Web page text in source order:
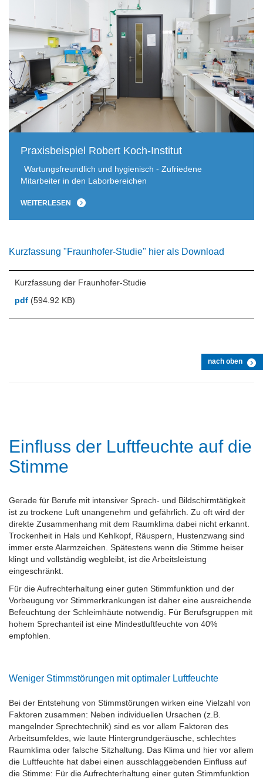
Praxisbeispiel Robert Koch-Institut
Wartungsfreundlich und hygienisch - Zufriedene
Mitarbeiter in den Laborbereichen
WEITERLESEN
Kurzfassung "Fraunhofer-Studie" hier als Download
Kurzfassung der Fraunhofer-Studie
pdf (594.92 KB)
nach oben
Einfluss der Luftfeuchte auf die
Stimme
Gerade für Berufe mit intensiver Sprech- und Bildschirmtätigkeit
ist zu trockene Luft unangenehm und gefährlich. Zu oft wird der
direkte Zusammenhang mit dem Raumklima dabei nicht erkannt.
Trockenheit in Hals und Kehlkopf, Räuspern, Hustenzwang sind
immer erste Alarmzeichen. Spätestens wenn die Stimme heiser
klingt und vollständig wegbleibt, ist die Arbeitsleistung
eingeschränkt.
Für die Aufrechterhaltung einer guten Stimmfunktion und der
Vorbeugung vor Stimmerkrankungen ist daher eine ausreichende
Befeuchtung der Schleimhäute notwendig. Für Berufsgruppen mit
hohem Sprechanteil ist eine Mindestluftfeuchte von 40%
empfohlen.
Weniger Stimmstörungen mit optimaler Luftfeuchte
Bei der Entstehung von Stimmstörungen wirken eine Vielzahl von
Faktoren zusammen: Neben individuellen Ursachen (z.B.
mangelnder Sprechtechnik) sind es vor allem Faktoren des
Arbeitsumfeldes, wie laute Hintergrundgeräusche, schlechtes
Raumklima oder falsche Sitzhaltung. Das Klima und hier vor allem
die Luftfeuchte hat dabei einen ausschlaggebenden Einfluss auf
die Stimme: Für die Aufrechterhaltung einer guten Stimmfunktion